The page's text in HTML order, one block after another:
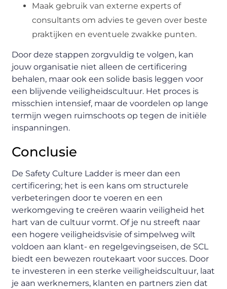
Maak gebruik van externe experts of
consultants om advies te geven over beste
praktijken en eventuele zwakke punten.
Door deze stappen zorgvuldig te volgen, kan
jouw organisatie niet alleen de certificering
behalen, maar ook een solide basis leggen voor
een blijvende veiligheidscultuur. Het proces is
misschien intensief, maar de voordelen op lange
termijn wegen ruimschoots op tegen de initiële
inspanningen.
Conclusie
De Safety Culture Ladder is meer dan een
certificering; het is een kans om structurele
verbeteringen door te voeren en een
werkomgeving te creëren waarin veiligheid het
hart van de cultuur vormt. Of je nu streeft naar
een hogere veiligheidsvisie of simpelweg wilt
voldoen aan klant- en regelgevingseisen, de SCL
biedt een bewezen routekaart voor succes. Door
te investeren in een sterke veiligheidscultuur, laat
je aan werknemers, klanten en partners zien dat